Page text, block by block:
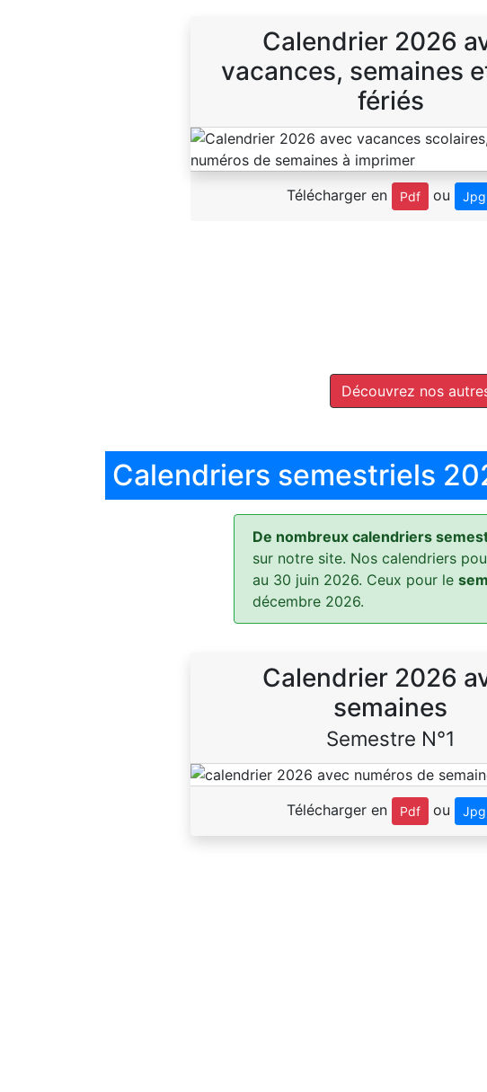
Calendrier 2026
vacances, semaines
fériés
Télécharger en Pdf ou Jpg
Découvrez nos
Calendriers semestriels
De nombreux calendriers
sur notre site. Nos calendriers
au 30 juin 2026. Ceux pour le
décembre 2026.
Calendrier 2026
semaines
Semestre N°1
Télécharger en Pdf ou Jpg